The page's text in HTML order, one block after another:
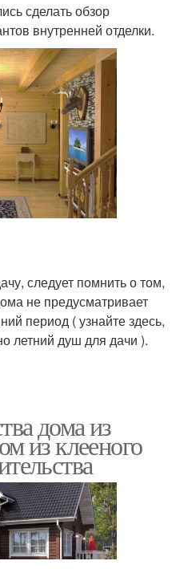
сделать обзор
внутренней отделки.
следует помнить о том,
не предусматривает
период ( узнайте здесь,
летний душ для дачи ).
дома из
из клееного